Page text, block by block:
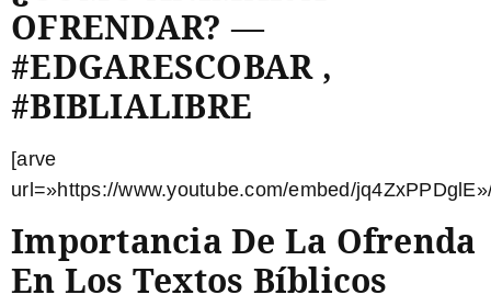
OFRENDAR? —
#EDGARESCOBAR ,
#BIBLIALIBRE
[arve
url=»https://www.youtube.com/embed/
Importancia De La Ofrenda
En Los Textos Bíblicos